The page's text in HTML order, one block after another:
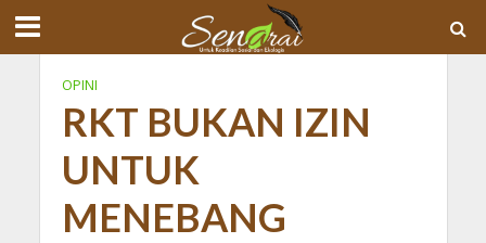
OPINI
RKT BUKAN IZIN
UNTUK
MENEBANG